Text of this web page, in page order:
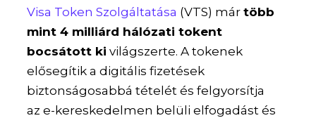
Visa Token Szolgáltatása (VTS) mártöbb
mint 4 milliárd hálózati tokent
bocsátott ki világszerte. A tokenek
elősegítik a digitális fizetések
biztonságosabbá tételét és felgyorsítja
az e-kereskedelmen belüli elfogadást és